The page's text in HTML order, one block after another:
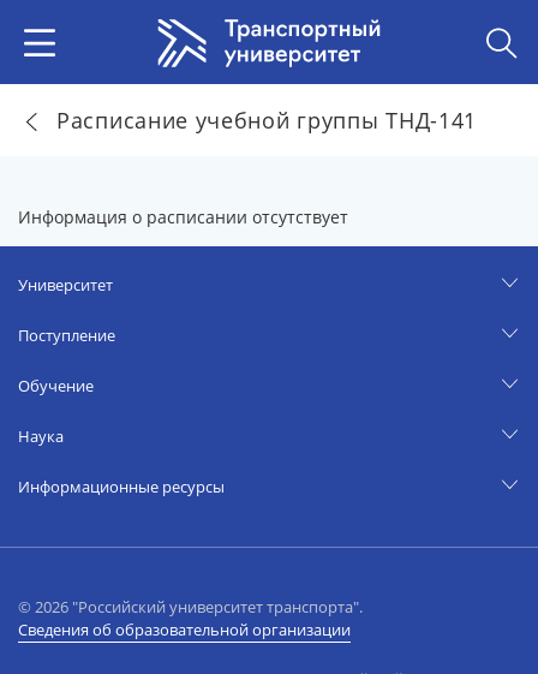
Расписание учебной группы ТНД-141
Информация о расписании отсутствует
Университет
Поступление
Обучение
Наука
Информационные ресурсы
© 2026 "Российский университет транспорта".
Сведения об образовательной организации